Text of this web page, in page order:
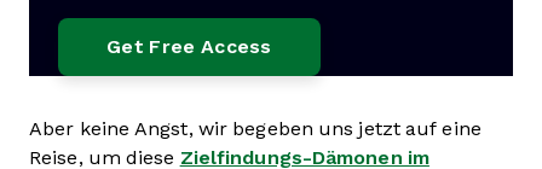
Aber keine Angst, wir begeben uns jetzt auf eine
Reise, um diese Zielfindungs-Dämonen im